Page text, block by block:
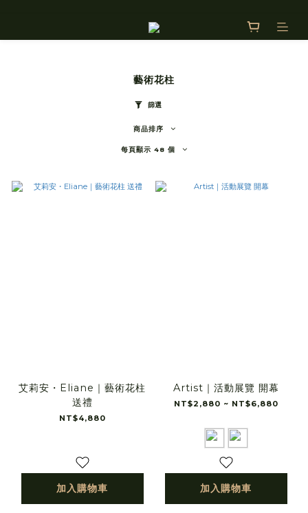
藝術花柱
篩選
商品排序
每頁顯示 48 個
艾莉安・Eliane｜藝術花柱
送禮
NT$4,880
加入購物車
Artist｜活動展覽 開幕
NT$2,880 ~ NT$6,880
加入購物車